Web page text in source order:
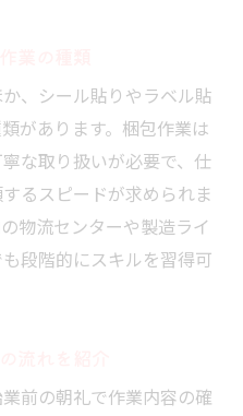
、シール貼りやラベル貼
があります。梱包作業は
な取り扱いが必要で、仕
るスピードが求められま
物流センターや製造ライ
段階的にスキルを習得可
前の朝礼で作業内容の確